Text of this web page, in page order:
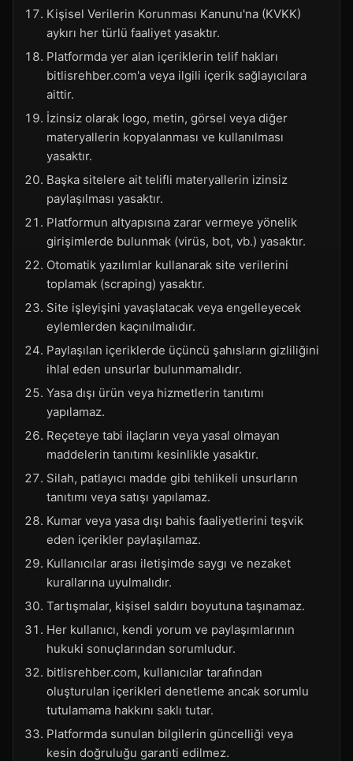
Kişisel Verilerin Korunması Kanunu'na (KVKK)
aykırı her türlü faaliyet yasaktır.
Platformda yer alan içeriklerin telif hakları
bitlisrehber.com'a veya ilgili içerik sağlayıcılara
aittir.
İzinsiz olarak logo, metin, görsel veya diğer
materyallerin kopyalanması ve kullanılması
yasaktır.
Başka sitelere ait telifli materyallerin izinsiz
paylaşılması yasaktır.
Platformun altyapısına zarar vermeye yönelik
girişimlerde bulunmak (virüs, bot, vb.) yasaktır.
Otomatik yazılımlar kullanarak site verilerini
toplamak (scraping) yasaktır.
Site işleyişini yavaşlatacak veya engelleyecek
eylemlerden kaçınılmalıdır.
Paylaşılan içeriklerde üçüncü şahısların gizliliğini
ihlal eden unsurlar bulunmamalıdır.
Yasa dışı ürün veya hizmetlerin tanıtımı
yapılamaz.
Reçeteye tabi ilaçların veya yasal olmayan
maddelerin tanıtımı kesinlikle yasaktır.
Silah, patlayıcı madde gibi tehlikeli unsurların
tanıtımı veya satışı yapılamaz.
Kumar veya yasa dışı bahis faaliyetlerini teşvik
eden içerikler paylaşılamaz.
Kullanıcılar arası iletişimde saygı ve nezaket
kurallarına uyulmalıdır.
Tartışmalar, kişisel saldırı boyutuna taşınamaz.
Her kullanıcı, kendi yorum ve paylaşımlarının
hukuki sonuçlarından sorumludur.
bitlisrehber.com, kullanıcılar tarafından
oluşturulan içerikleri denetleme ancak sorumlu
tutulamama hakkını saklı tutar.
Platformda sunulan bilgilerin güncelliği veya
kesin doğruluğu garanti edilmez.